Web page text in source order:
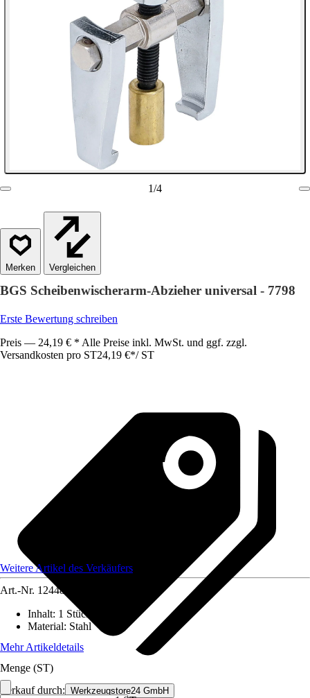
1/4
Vergleichen
BGS Scheibenwischerarm-Abzieher universal - 7798
Erste Bewertung schreiben
Preis — 24,19 € * Alle Preise inkl. MwSt. und ggf. zzgl.
Versandkosten pro ST24,19 €*/ ST
Verkauf durch: Werkzeugstore24 GmbH
Weitere Artikel des Verkäufers
Art.-Nr. 12448629
Inhalt: 1 Stück
Material: Stahl
Mehr Artikeldetails
Menge (ST)